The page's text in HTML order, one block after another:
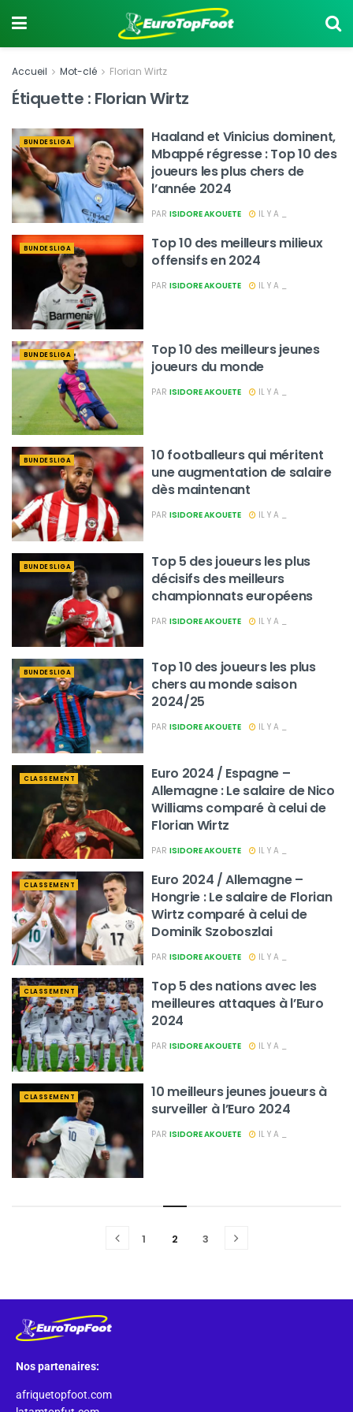
Accueil Mot-clé Florian Wirtz
Étiquette : Florian Wirtz
BUNDESLIGA
Haaland et Vinicius dominent,
Mbappé régresse : Top 10 des
joueurs les plus chers de
l’année 2024
PAR ISIDORE AKOUETE IL Y A _
BUNDESLIGA
Top 10 des meilleurs milieux
offensifs en 2024
PAR ISIDORE AKOUETE IL Y A _
BUNDESLIGA
Top 10 des meilleurs jeunes
joueurs du monde
PAR ISIDORE AKOUETE IL Y A _
BUNDESLIGA
10 footballeurs qui méritent
une augmentation de salaire
dès maintenant
PAR ISIDORE AKOUETE IL Y A _
BUNDESLIGA
Top 5 des joueurs les plus
décisifs des meilleurs
championnats européens
PAR ISIDORE AKOUETE IL Y A _
BUNDESLIGA
Top 10 des joueurs les plus
chers au monde saison
2024/25
PAR ISIDORE AKOUETE IL Y A _
CLASSEMENT
Euro 2024 / Espagne –
Allemagne : Le salaire de Nico
Williams comparé à celui de
Florian Wirtz
PAR ISIDORE AKOUETE IL Y A _
CLASSEMENT
Euro 2024 / Allemagne –
Hongrie : Le salaire de Florian
Wirtz comparé à celui de
Dominik Szoboszlai
PAR ISIDORE AKOUETE IL Y A _
CLASSEMENT
Top 5 des nations avec les
meilleures attaques à l’Euro
2024
PAR ISIDORE AKOUETE IL Y A _
CLASSEMENT
10 meilleurs jeunes joueurs à
surveiller à l’Euro 2024
PAR ISIDORE AKOUETE IL Y A _
1 2 3
Nos partenaires:
afriquetopfoot.com